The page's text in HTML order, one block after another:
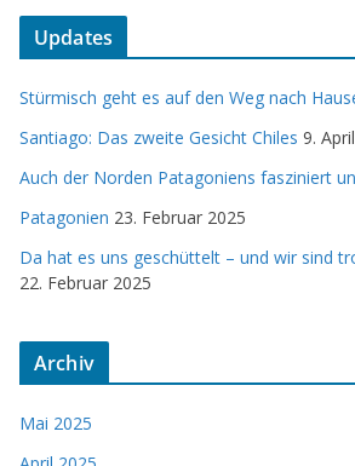
Updates
Stürmisch geht es auf den Weg nach
Santiago: Das zweite Gesicht Chiles 9.
Auch der Norden Patagoniens fasziniert
Patagonien 23. Februar 2025
Da hat es uns geschüttelt – und wir sind
22. Februar 2025
Archiv
Mai 2025